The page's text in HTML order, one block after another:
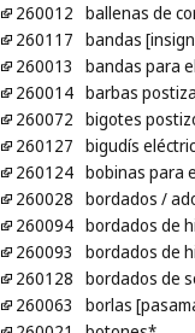
260012 ballenas de
260117 bandas
260013
bandas para
260014 barbas
260072 bigotes
260127 bigudís
260124 bobinas para
260028 bordados /
260094 bordados de
260093
bordados de
260128 bordados de
260063
borlas